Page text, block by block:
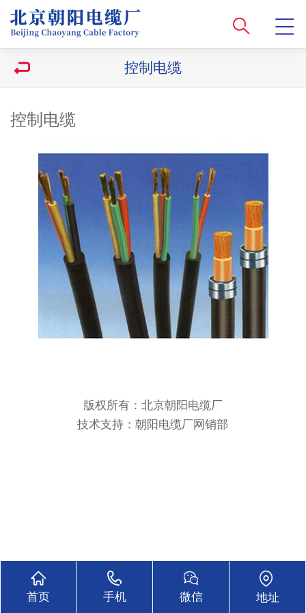
控制电缆
控制电缆
版权所有：北京朝阳电缆厂
技术支持：朝阳电缆厂网销部
首页 手机 微信 地址